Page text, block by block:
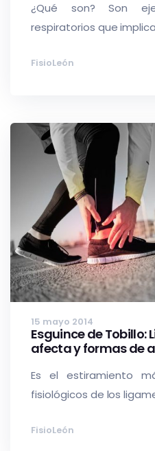
¿Qué son? Son
respiratorios que
FisioLeón
15 mayo 2014
Esguince de Tobillo:
afecta y formas de
Es el estiramiento
fisiológicos de los
FisioLeón